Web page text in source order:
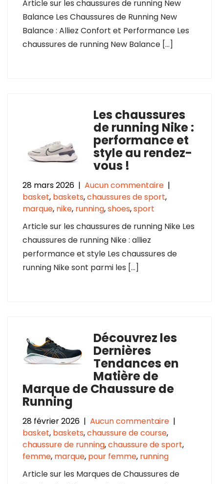
Article sur les chaussures de running New
Balance Les Chaussures de Running New
Balance : Alliez Confort et Performance Les
chaussures de running New Balance […]
Les chaussures
de running Nike :
performance et
style au rendez-
vous !
28 mars 2026 | Aucun commentaire |
basket, baskets,chaussures de sport,
marque, nike, running,shoes,sport
Article sur les chaussures de running Nike Les
chaussures de running Nike : alliez
performance et style Les chaussures de
running Nike sont parmi les […]
Découvrez les
Dernières
Tendances en
Matière de
Marque de Chaussure de
Running
28 février 2026 | Aucun commentaire |
basket, baskets,chaussure de course,
chaussure de running,chaussure de sport,
femme, marque, pour femme, running
Article sur les Marques de Chaussures de